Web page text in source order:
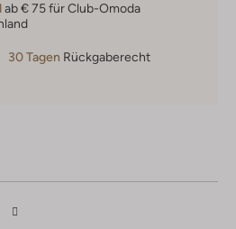
ab € 75 für Club-Omoda
30 Tagen Rückgaberecht